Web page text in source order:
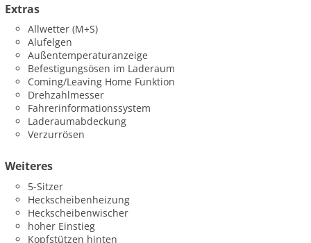
Extras
Allwetter (M+S)
Alufelgen
Außentemperaturanzeige
Befestigungsösen im Laderaum
Coming/Leaving Home Funktion
Drehzahlmesser
Fahrerinformationssystem
Laderaumabdeckung
Verzurrösen
Weiteres
5-Sitzer
Heckscheibenheizung
Heckscheibenwischer
hoher Einstieg
Kopfstützen hinten